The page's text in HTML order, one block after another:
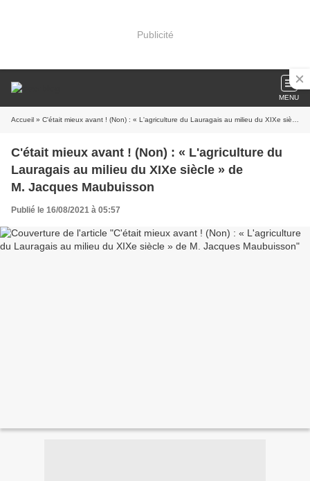
Publicité
MENU
Accueil » C'était mieux avant ! (Non) : « L'agriculture du Lauragais au milieu du XIXe siècle » de M. Jacques Maubuisson
C'était mieux avant ! (Non) : « L'agriculture du
Lauragais au milieu du XIXe siècle » de
M. Jacques Maubuisson
Publié le 16/08/2021 à 05:57